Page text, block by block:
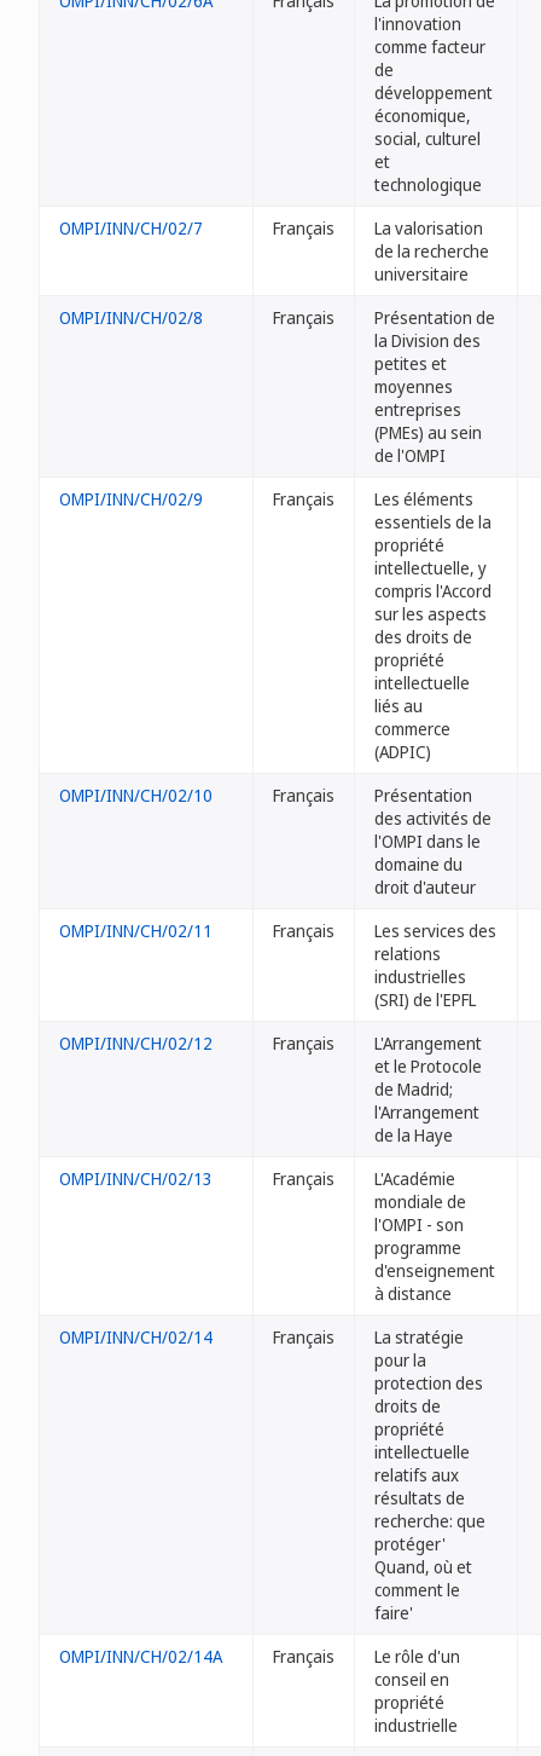
l'innovation
comme facteur
de
développement
économique,
social, culturel
et
technologique
OMPI/INN/CH/02/7
Français
La valorisation
de la recherche
universitaire
OMPI/INN/CH/02/8
Français
Présentation de
la Division des
petites et
moyennes
entreprises
(PMEs) au sein
de l'OMPI
OMPI/INN/CH/02/9
Français
Les éléments
essentiels de la
propriété
intellectuelle, y
compris l'Accord
sur les aspects
des droits de
propriété
intellectuelle
liés au
commerce
(ADPIC)
OMPI/INN/CH/02/10
Français
Présentation
des activités de
l'OMPI dans le
domaine du
droit d'auteur
OMPI/INN/CH/02/11
Français
Les services des
relations
industrielles
(SRI) de l'EPFL
OMPI/INN/CH/02/12
Français
L'Arrangement
et le Protocole
de Madrid;
l'Arrangement
de la Haye
OMPI/INN/CH/02/13
Français
L'Académie
mondiale de
l'OMPI - son
programme
d'enseignement
à distance
OMPI/INN/CH/02/14
Français
La stratégie
pour la
protection des
droits de
propriété
intellectuelle
relatifs aux
résultats de
recherche: que
protéger'
Quand, où et
comment le
faire'
OMPI/INN/CH/02/14A
Français
Le rôle d'un
conseil en
propriété
industrielle